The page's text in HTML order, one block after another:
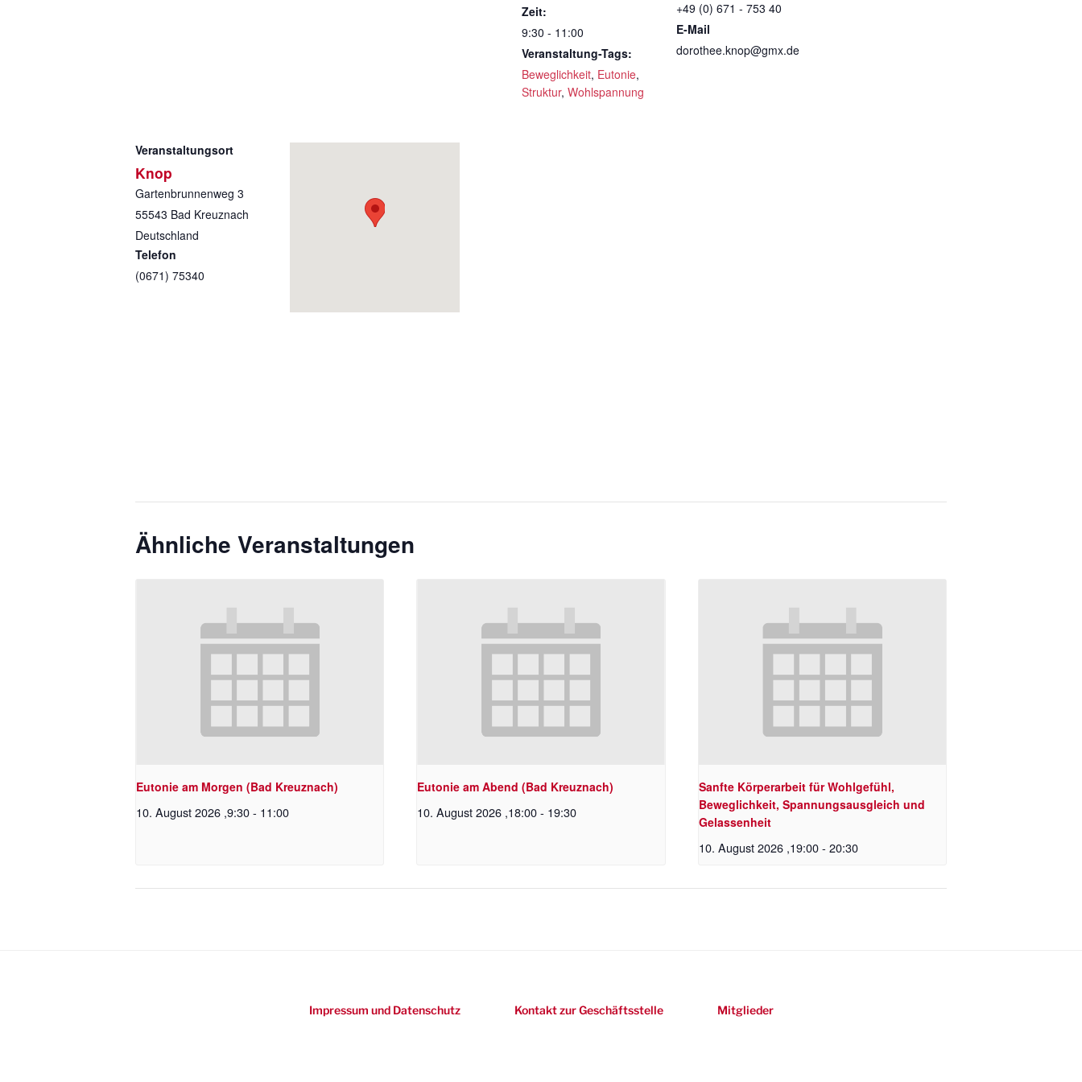
Zeit:
9:30 - 11:00
Veranstaltung-Tags:
Beweglichkeit, Eutonie,
Struktur, Wohlspannung
+49 (0) 671 - 753 40
E-Mail
dorothee.knop@gmx.de
Veranstaltungsort
Knop
Gartenbrunnenweg 3
55543 Bad Kreuznach
Deutschland
Telefon
(0671) 75340
Ähnliche Veranstaltungen
Eutonie am Morgen (Bad Kreuznach)
10. August 2026 ,9:30- 11:00
Eutonie am Abend (Bad Kreuznach)
10. August 2026 ,18:00 - 19:30
Sanfte Körperarbeit für Wohlgefühl,
Beweglichkeit, Spannungsausgleich und
Gelassenheit
10. August 2026 ,19:00- 20:30
Impressum und Datenschutz Kontakt zur Geschäftsstelle Mitglieder